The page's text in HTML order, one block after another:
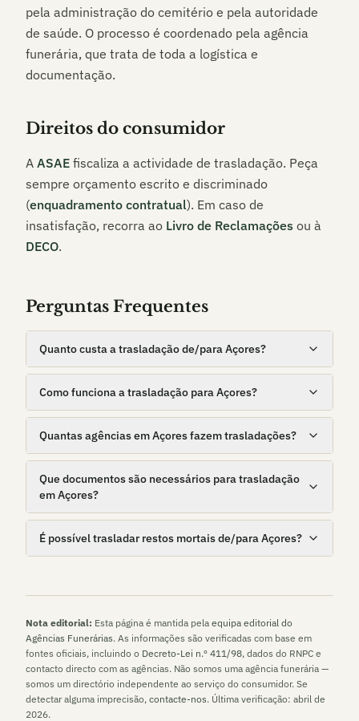
pela administração do cemitério e pela autoridade
de saúde. O processo é coordenado pela agência
funerária, que trata de toda a logística e
documentação.
Direitos do consumidor
A ASAE fiscaliza a actividade de trasladação. Peça
sempre orçamento escrito e discriminado
(enquadramento contratual). Em caso de
insatisfação, recorra ao Livro de Reclamações ou à
DECO.
Perguntas Frequentes
Quanto custa a trasladação de/para Açores?
Como funciona a trasladação para Açores?
Quantas agências em Açores fazem trasladações?
Que documentos são necessários para trasladação
em Açores?
É possível trasladar restos mortais de/para Açores?
Nota editorial: Esta página é mantida pela equipa editorial do
Agências Funerárias. As informações são verificadas com base em
fontes oficiais, incluindo o Decreto-Lei n.º 411/98, dados do RNPC e
contacto directo com as agências. Não somos uma agência funerária —
somos um directório independente ao serviço do consumidor. Se
detectar alguma imprecisão, contacte-nos. Última verificação: abril de
2026.